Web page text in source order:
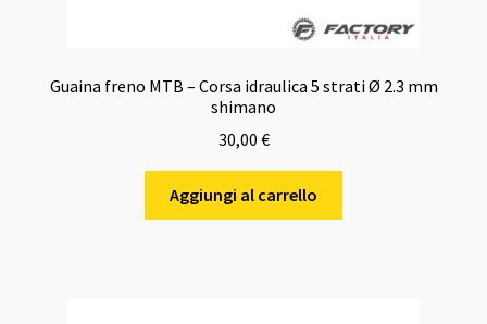
Guaina freno MTB – Corsa idraulica 5 strati Ø 2.3 mm
shimano
30,00 €
Aggiungi al carrello